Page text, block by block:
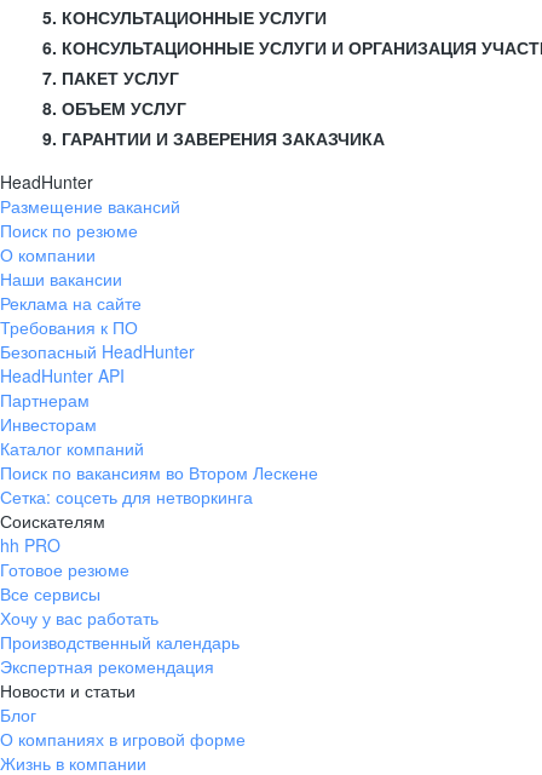
5. КОНСУЛЬТАЦИОННЫЕ УСЛУГИ
6. КОНСУЛЬТАЦИОННЫЕ УСЛУГИ И ОРГАНИЗАЦИЯ
7. ПАКЕТ УСЛУГ
8. ОБЪЕМ УСЛУГ
9. ГАРАНТИИ И ЗАВЕРЕНИЯ ЗАКАЗЧИКА
HeadHunter
Размещение вакансий
Поиск по резюме
О компании
Наши вакансии
Реклама на сайте
Требования к ПО
Безопасный HeadHunter
HeadHunter API
Партнерам
Инвесторам
Каталог компаний
Поиск по вакансиям во Втором Лескене
Сетка: соцсеть для нетворкинга
Соискателям
hh PRO
Готовое резюме
Все сервисы
Хочу у вас работать
Производственный календарь
Экспертная рекомендация
Новости и статьи
Блог
О компаниях в игровой форме
Жизнь в компании